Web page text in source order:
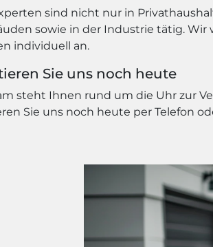
sind nicht nur in
sowie in der Industrie tätig.
individuell an.
Sie uns noch heute
steht Ihnen rund um die Uhr zur
Sie uns noch heute per Telefon